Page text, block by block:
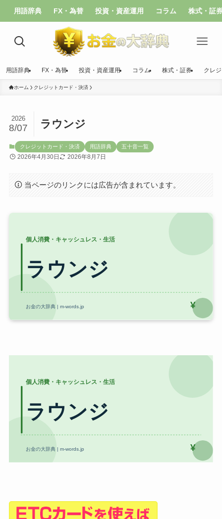
用語辞典 FX・為替 投資・資産運用 コラム 株式・証
用語辞典 FX・為替 投資・資産運用 コラム 株式・証券 クレ
ホーム クレジットカード・決済
ラウンジ
2026
8/07
クレジットカード・決済 用語辞典 五十音一覧
2026年4月30日 2026年8月7日
当ページのリンクには広告が含まれています。